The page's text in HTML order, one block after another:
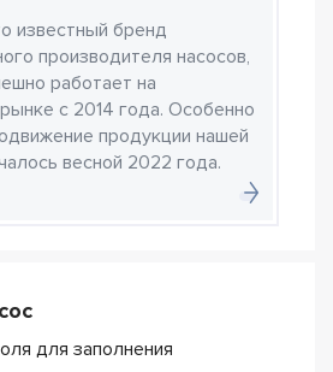
известный бренд
производителя насосов,
работает на
с 2014 года. Особенно
продукции нашей
весной 2022 года.
для заполнения